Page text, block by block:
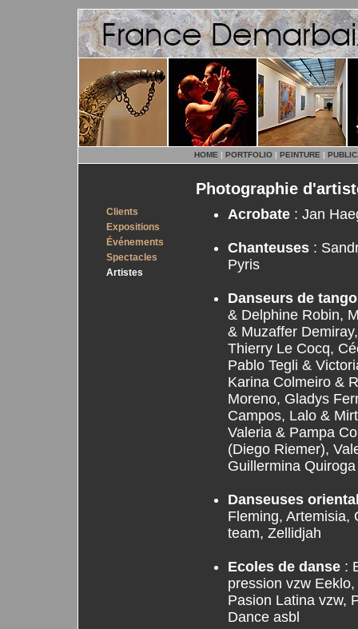
HOME | PORTFOLIO | PEINTURE |
Clients
Expositions
Événements
Spectacles
Artistes
Photographie
Acrobate : Jan
Chanteuses :
Pyris
Danseurs de tango
& Delphine Robin,
& Muzaffer
Thierry Le Cocq,
Pablo Tegli &
Karina Colmeiro &
Moreno, Gladys
Campos, Lalo &
Valeria & Pampa
(Diego Riemer),
Guillermina
Danseuses
Fleming, Artemisia,
team, Zellidjah
Ecoles de danse :
pression vzw
Pasion Latina vzw,
Dance asbl